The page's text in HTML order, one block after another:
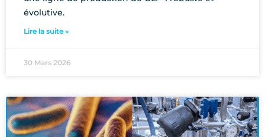
évolutive.
Lire la suite »
30 Mars 2026